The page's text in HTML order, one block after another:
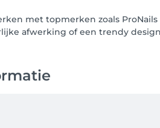
met topmerken zoals
afwerking of een trendy